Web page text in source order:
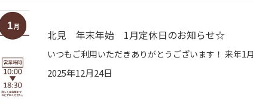
北見 年末年始 1月定休日のお知らせ☆
2025年12月24日